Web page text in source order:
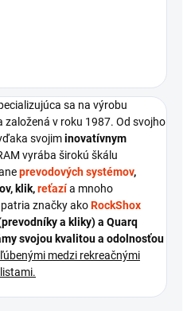
sa na výrobu
v roku 1987. Od svojho
svojiminovatívnym
vyrába širokú škálu
prevodových systémov,
klik,reťazía mnoho
značky akoRockShox
a kliky) a Quarq
svojou kvalitou a odolnosťou
medzi rekreačnými